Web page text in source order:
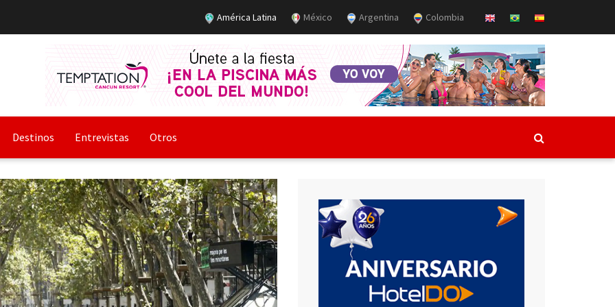
América Latina México Argentina Colombia
Destinos Entrevistas Otros